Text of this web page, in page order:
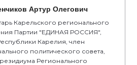
Артур Олегович
Карельского регионального
Партии "ЕДИНАЯ РОССИЯ",
Карелия, член
политического совета,
Регионального